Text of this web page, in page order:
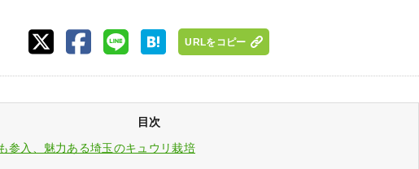
URLをコピー
目次
参入、魅力ある埼玉のキュウリ栽培